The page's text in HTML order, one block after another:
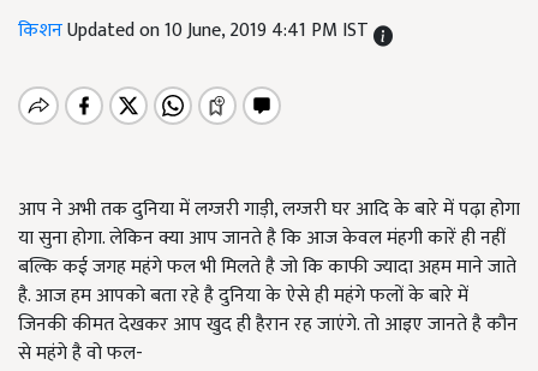
किशनUpdated on 10 June, 2019 4:41 PM IST
आप ने अभी तक दुनिया में लग्जरी गाड़ी, लग्जरी घर आदि के बारे में पढ़ा होगा
या सुना होगा. लेकिन क्या आप जानते है कि आज केवल मंहगी कारें ही नहीं
बल्कि कई जगह महंगे फल भी मिलते है जो कि काफी ज्यादा अहम माने जाते
है. आज हम आपको बता रहे है दुनिया के ऐसे ही महंगे फलों के बारे में
जिनकी कीमत देखकर आप खुद ही हैरान रह जाएंगे. तो आइए जानते है कौन
से महंगे है वो फल-